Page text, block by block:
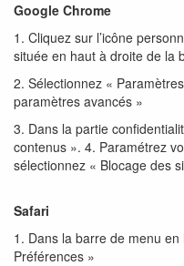
Google Chrome
1. Cliquez sur l’icône
située en haut à droite de la
2. Sélectionnez «
paramètres avancés »
3. Dans la partie
contenus ». 4. Paramétrez
sélectionnez « Blocage des
Safari
1. Dans la barre de menu
Préférences »